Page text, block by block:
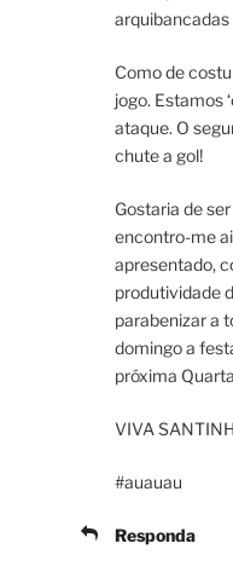
arquibancadas
Como de
jogo. Estamos
ataque. O
chute a gol!
Gostaria de
encontro-me
apresentado,
produtividade
parabenizar a
domingo a
próxima
VIVA
#auauau
Responda